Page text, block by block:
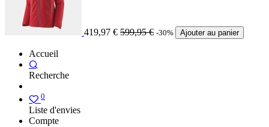
419,97 € 599,95€ -30% Ajouter au panier
Accueil
Recherche
0
Liste d'envies
Compte